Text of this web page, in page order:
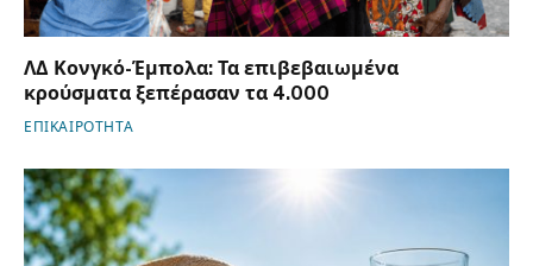
ΛΔ Κονγκό-Έμπολα: Τα επιβεβαιωμένα
κρούσματα ξεπέρασαν τα 4.000
ΕΠΙΚΑΙΡΟΤΗΤΑ